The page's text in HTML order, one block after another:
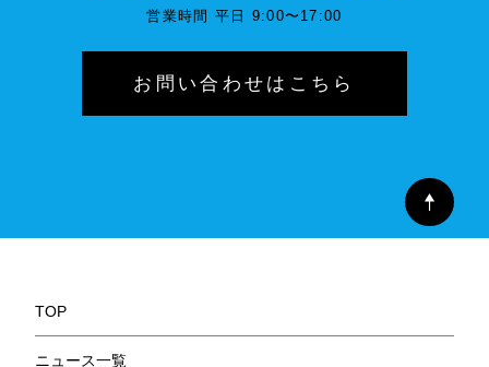
営業時間 平日 9:00〜17:00
お問い合わせはこちら
TOP
ニュース一覧